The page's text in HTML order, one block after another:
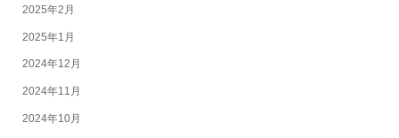
2025年2月
2025年1月
2024年12月
2024年11月
2024年10月